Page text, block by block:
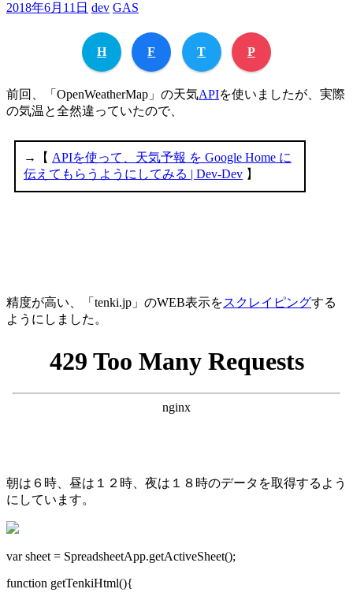
2018年6月11日 dev GAS
H F T P
前回、「OpenWeatherMap」の天気APIを使いましたが、実際
の気温と全然違っていたので、
精度が高い、「tenki.jp」のWEB表示をスクレイピングする
ようにしました。
朝は６時、昼は１２時、夜は１８時のデータを取得するよう
にしています。
var sheet = SpreadsheetApp.getActiveSheet();
function getTenkiHtml(){